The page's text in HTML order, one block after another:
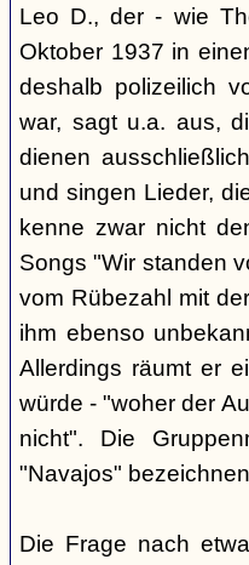
Leo D., der - wie
Oktober 1937 in
deshalb polizeilich
war, sagt u.a. aus,
dienen
und singen Lieder,
kenne zwar nicht
Songs "Wir standen
vom Rübezahl mit
ihm ebenso
Allerdings räumt er
würde - "woher der
nicht". Die
"Navajos"
Die Frage nach